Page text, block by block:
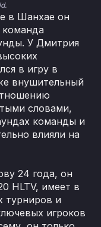
в Шанхае он
команда
У Дмитрия
в игру в
внушительный
словами,
команды и
влияли на
24 года, он
HLTV, имеет в
турниров и
игроков